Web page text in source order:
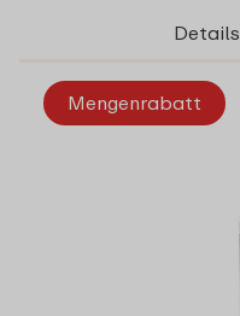
Details
Mengenrabatt